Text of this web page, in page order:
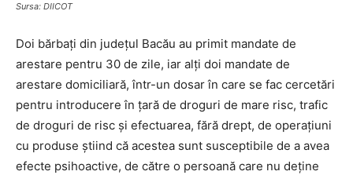
Sursa: DIICOT
Doi bărbați din județul Bacău au primit mandate de
arestare pentru 30 de zile, iar alți doi mandate de
arestare domiciliară, într-un dosar în care se fac cercetări
pentru introducere în ţară de droguri de mare risc, trafic
de droguri de risc şi efectuarea, fără drept, de operaţiuni
cu produse ştiind că acestea sunt susceptibile de a avea
efecte psihoactive, de către o persoană care nu deţine